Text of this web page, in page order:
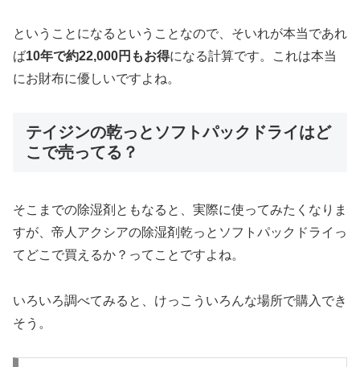
ということになるということなので、そいれが本当であれ
ば10年で約22,000円もお得になる計算です。これは本当
にお財布に優しいですよね。
テイジンの乾っとソフトパックドライはど
こで売ってる？
そこまでの除湿剤ともなると、実際に使ってみたくなりま
すが、帝人アクシアの除湿剤乾っとソフトパックドライっ
てどこで買えるか？ってことですよね。
いろいろ調べてみると、けっこういろんな場所で購入でき
そう。